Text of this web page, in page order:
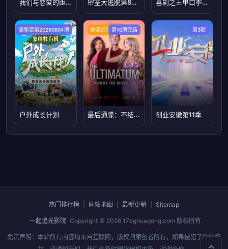
我们与恋爱的距离·奔赴季 密室大逃脱第8季大神版 喜剧之王单口季第3季
大陆综艺
更新至第20260804期
户外成长计划
欧美综艺 第10期完结
最后通牒：不结就分第四季
第3期
创业安徽第11季
热门排行榜 网站地图 最新更新 Sitemap
一起追光影院 Copyright © 2026 17zghuagong.com 版权所有
免责声明：本站所有内容均来自互联网，版权归原创者所有，如果侵犯了你的权